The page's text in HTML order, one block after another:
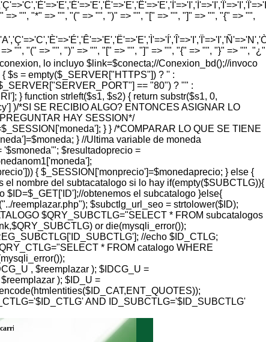
"", "*" => "", "(" => "", ")" => "", "[" => "", "]" => "", "{" => "",
"", "(" => "", ")" => "", "[" => "", "]" => "", "{" => "", "}" => "", "¿"
lo incluyo $link=$conecta;//Conexion_bd();//invoco
$s = empty($_SERVER["HTTPS"]) ? '' :
== "80") ? "" :
} function strleft($s1, $s2) { return substr($s1, 0,
)/*SI SE RECIBIO ALGO? ENTONCES ASIGNAR LO
HAY SESSION*/
} } /*COMPARAR LO QUE SE TIENE
} //Ultima variable de moneda
$resultadoprecio =
{ $_SESSION['monprecio']=$monedaprecio; } else {
nombre del subtacatalogo si lo hay if(empty($SUBCTLG)){
obtenemos el subcatalogo }else{
reemplazar.php"); $subctlg_url_seo = strtolower($ID);
$QRY_SUBCTLG="SELECT * FROM subcatalogos
or die(mysqli_error());
//echo $ID_CTLG;
* FROM catalogo WHERE
, $reemplazar ); $IDCG_U =
); $ID_U =
AND ID_SUBCTLG='$ID_SUBCTLG'